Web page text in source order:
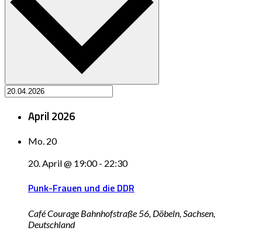
April 2026
Mo. 20
20. April @ 19:00- 22:30
Punk-Frauen und die DDR
Café Courage Bahnhofstraße 56, Döbeln, Sachsen,
Deutschland